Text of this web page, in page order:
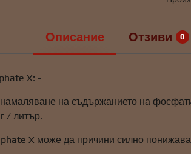
Описание Отзиви 0
X: -
на съдържанието на
/ литър.
X може да причини силно